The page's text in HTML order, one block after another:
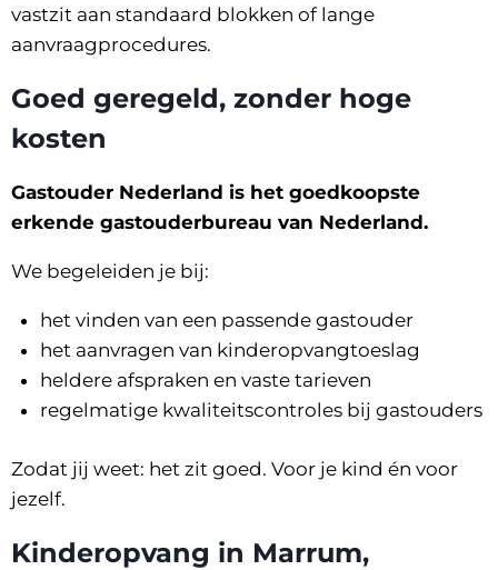
vastzit aan standaard blokken of lange
aanvraagprocedures.
Goed geregeld, zonder hoge
kosten
Gastouder Nederland is het goedkoopste
erkende gastouderbureau van Nederland.
We begeleiden je bij:
het vinden van een passende gastouder
het aanvragen van kinderopvangtoeslag
heldere afspraken en vaste tarieven
regelmatige kwaliteitscontroles bij gastouders
Zodat jij weet: het zit goed. Voor je kind én voor
jezelf.
Kinderopvang in Marrum,